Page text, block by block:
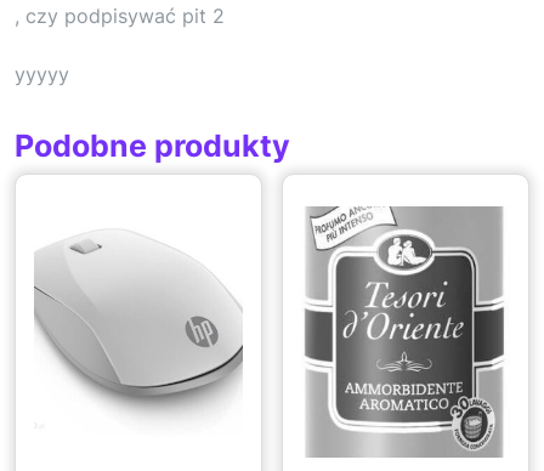
, czy podpisywać pit 2
yyyyy
Podobne produkty